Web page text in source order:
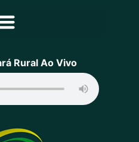
Rural Ao Vivo